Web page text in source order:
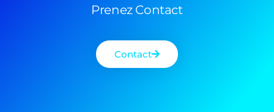
Prenez Contact
Contact